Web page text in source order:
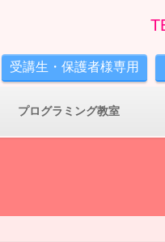
受講生・保護者様専用
プログラミング教室